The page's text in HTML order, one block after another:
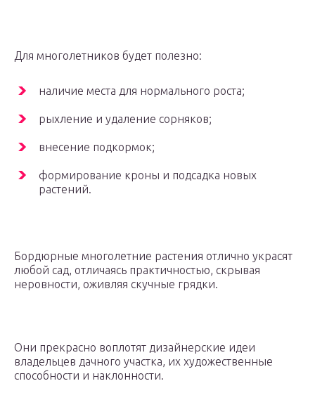
Для многолетников будет полезно:
наличие места для нормального роста;
рыхление и удаление сорняков;
внесение подкормок;
формирование кроны и подсадка новых
растений.
Бордюрные многолетние растения отлично украсят
любой сад, отличаясь практичностью, скрывая
неровности, оживляя скучные грядки.
Они прекрасно воплотят дизайнерские идеи
владельцев дачного участка, их художественные
способности и наклонности.